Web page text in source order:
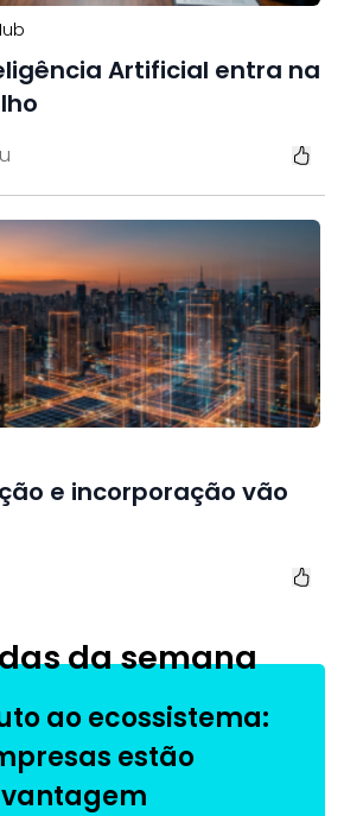
Artificial entra na
e incorporação vão
da semana
ao ecossistema:
estão